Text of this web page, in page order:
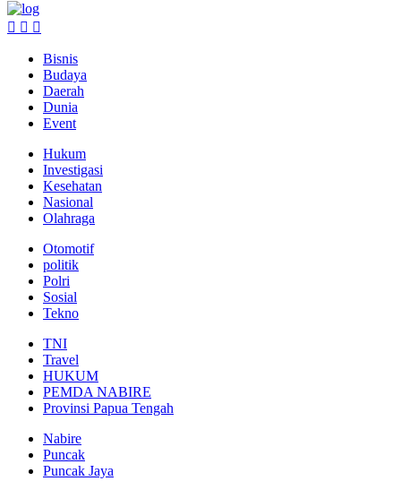
Bisnis
Budaya
Daerah
Dunia
Event
Hukum
Investigasi
Kesehatan
Nasional
Olahraga
Otomotif
politik
Polri
Sosial
Tekno
TNI
Travel
HUKUM
PEMDA NABIRE
Provinsi Papua Tengah
Nabire
Puncak
Puncak Jaya